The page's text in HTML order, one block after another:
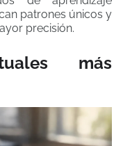
patrones únicos y
precisión.
más